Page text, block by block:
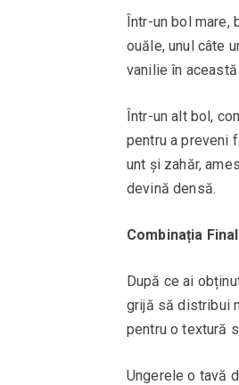
Într-un bol mare,
ouăle, unul câte
vanilie în
Într-un alt bol,
pentru a preveni
unt și zahăr,
devină densă.
Combinația
După ce ai
grijă să distribui
pentru o textură
Ungerele o tavă